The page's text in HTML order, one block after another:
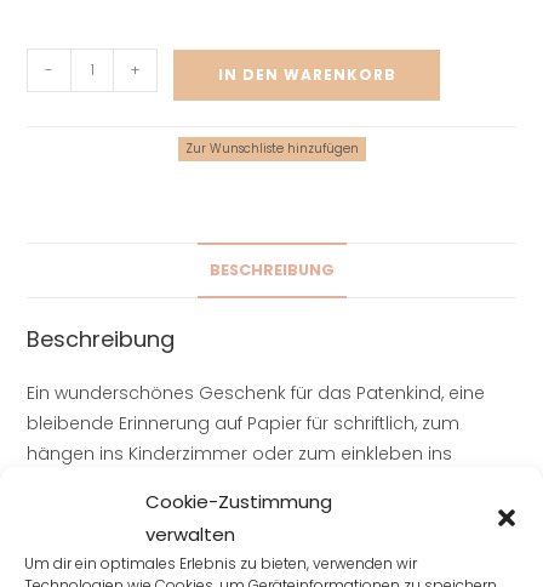
Cookie-Zustimmung
verwalten
Um dir ein optimales Erlebnis zu bieten, verwenden wir
- + IN DEN WARENKORB
Zur Wunschliste hinzufügen
BESCHREIBUNG
Beschreibung
Ein wunderschönes Geschenk für das Patenkind, eine
bleibende Erinnerung auf Papier für schriftlich, zum
hängen ins Kinderzimmer oder zum einkleben ins
der Erinnerungskiste und zum Andenken an einen
wunderschönen Tag…